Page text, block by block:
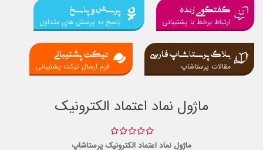
گفتگوی زنده
ارتباط برخط با پشتیبانی
پرسش و پاسخ
پاسخ به پرسش های متداول
بلاگ پرستاشاپ فارسی
مقالات پرستاشاپ
تیکت پشتیبانی
فرم ارسال تیکت پشتیبانی
ماژول نماد اعتماد الكترونيك
ماژول نماد اعتماد الكترونيك پرستاشاپ